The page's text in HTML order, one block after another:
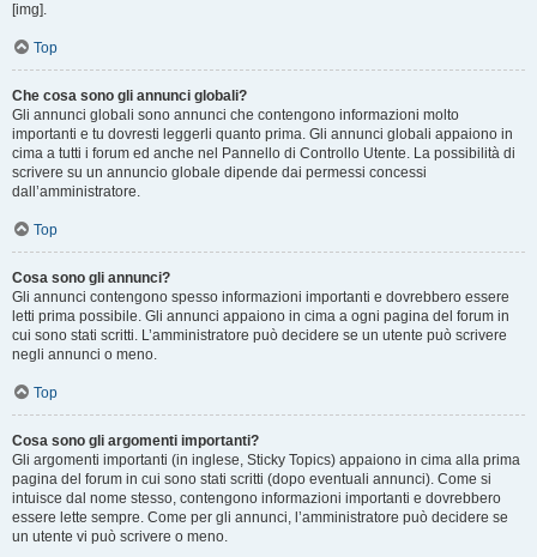
[img].
Top
Che cosa sono gli annunci globali?
Gli annunci globali sono annunci che contengono informazioni molto
importanti e tu dovresti leggerli quanto prima. Gli annunci globali appaiono in
cima a tutti i forum ed anche nel Pannello di Controllo Utente. La possibilità di
scrivere su un annuncio globale dipende dai permessi concessi
dall’amministratore.
Top
Cosa sono gli annunci?
Gli annunci contengono spesso informazioni importanti e dovrebbero essere
letti prima possibile. Gli annunci appaiono in cima a ogni pagina del forum in
cui sono stati scritti. L’amministratore può decidere se un utente può scrivere
negli annunci o meno.
Top
Cosa sono gli argomenti importanti?
Gli argomenti importanti (in inglese, Sticky Topics) appaiono in cima alla prima
pagina del forum in cui sono stati scritti (dopo eventuali annunci). Come si
intuisce dal nome stesso, contengono informazioni importanti e dovrebbero
essere lette sempre. Come per gli annunci, l’amministratore può decidere se
un utente vi può scrivere o meno.